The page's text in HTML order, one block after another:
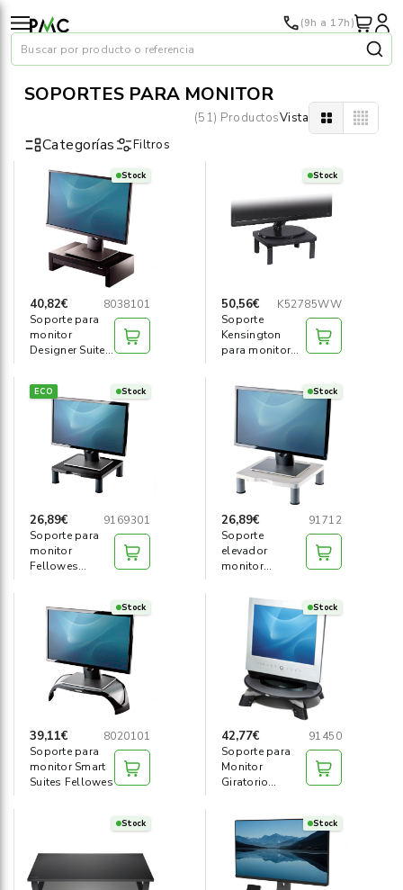
Papel
Material oficina ›
Audiovisuales
Tinta y tóner
Informática
Mobiliario ›
Seguridad ›
›
(9h a 17h)
Buscar por producto o referencia
SOPORTES PARA MONITOR
Categorías Filtros
(51) ProductosVista
Stock
40,82€
8038101
Soporte para
monitor
Designer Suites
Stock
50,56€
K52785WW
Soporte
Kensington
para monitor
ECO Stock
26,89€
9169301
Soporte para
monitor
Fellowes
Stock
26,89€
91712
Soporte
elevador
monitor
estándar
platino
Stock
39,11€
8020101
Soporte para
monitor Smart
Suites Fellowes
Stock
42,77€
91450
Soporte para
Monitor
Giratorio
Stock Stock